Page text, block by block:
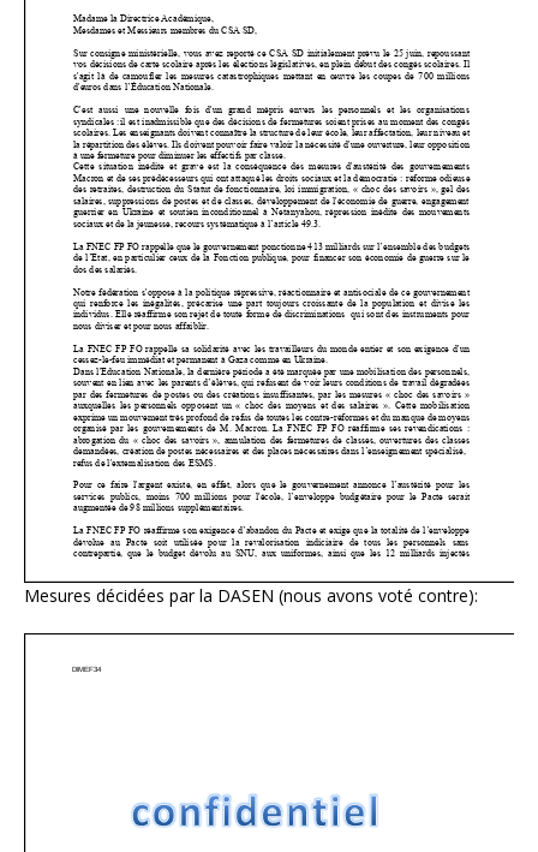
Mesures décidées par la DASEN (nous avons voté contre):